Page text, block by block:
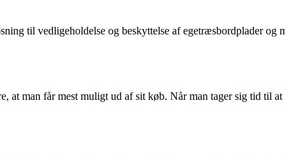
til vedligeholdelse og beskyttelse af egetræsbordplader og
man får mest muligt ud af sit køb. Når man tager sig tid til